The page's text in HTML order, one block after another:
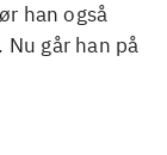
han også
går han på